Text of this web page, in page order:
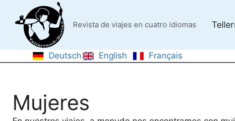
contenido
Revista de viajes en cuatro idiomas
Deutsch English Français
Mujeres